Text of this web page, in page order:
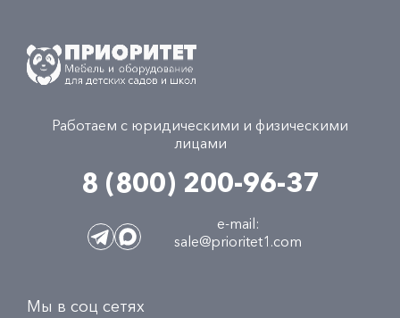
Работаем с юридическими и физическими
лицами
8 (800) 200-96-37
e-mail:
sale@prioritet1.com
Мы в соц сетях